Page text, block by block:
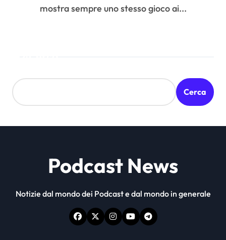
mostra sempre uno stesso gioco ai...
Cerca
Podcast News
Notizie dal mondo dei Podcast e dal mondo in generale